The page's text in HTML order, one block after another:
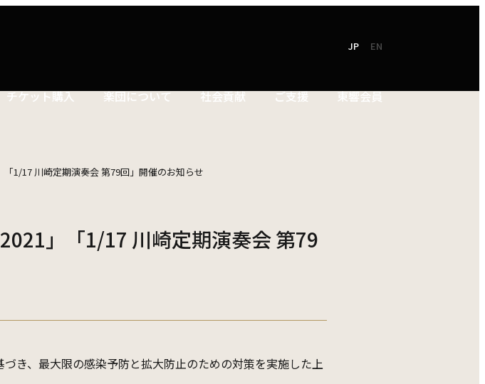
JP EN
奏会
ラム「Symphony」
2025 / 26
シーズンパンフレット
チケット購入 楽団について
東響コーラス
採用・オーディション
社会貢献 ご支援
物品寄付）
東響会員
「1/17 川崎定期演奏会 第79回」開催のお知らせ
」「1/17 川崎定期演奏会 第79
き、最大限の感染予防と拡大防止のための対策を実施した上